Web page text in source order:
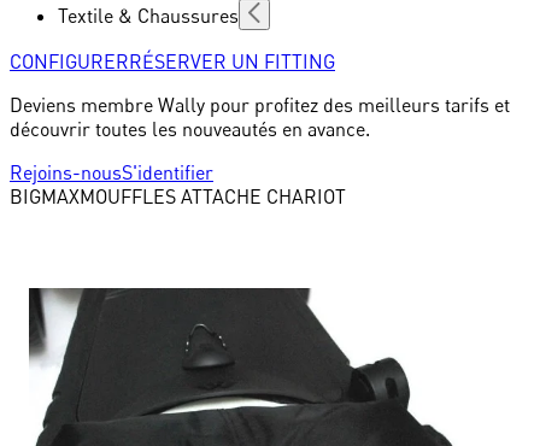
Textile & Chaussures
CONFIGURERRÉSERVER UN FITTING
Deviens membre Wally pour profitez des meilleurs tarifs et
découvrir toutes les nouveautés en avance.
Rejoins-nousS'identifier
BIGMAXMOUFFLES ATTACHE CHARIOT